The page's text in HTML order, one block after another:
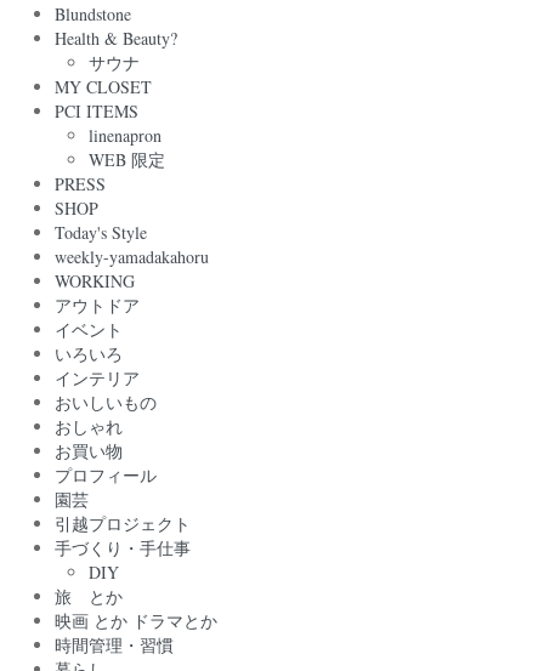
Blundstone
Health & Beauty?
サウナ
MY CLOSET
PCI ITEMS
linenapron
WEB 限定
PRESS
SHOP
Today's Style
weekly-yamadakahoru
WORKING
アウトドア
イベント
いろいろ
インテリア
おいしいもの
おしゃれ
お買い物
プロフィール
園芸
引越プロジェクト
手づくり・手仕事
DIY
旅 とか
映画 とか ドラマとか
時間管理・習慣